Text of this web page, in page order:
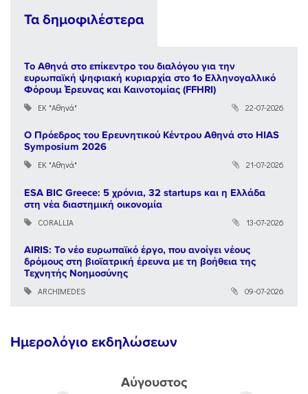
Τα δημοφιλέστερα
Το Αθηνά στο επίκεντρο του διαλόγου για την
ευρωπαϊκή ψηφιακή κυριαρχία στο 1ο Ελληνογαλλικό
Φόρουμ Έρευνας και Καινοτομίας (FFHRI)
ΕΚ "Αθηνά" 22-07-2026
Ο Πρόεδρος του Ερευνητικού Κέντρου Αθηνά στο HIAS
Symposium 2026
ΕΚ "Αθηνά" 21-07-2026
ESA BIC Greece: 5 χρόνια, 32 startups και η Ελλάδα
στη νέα διαστημική οικονομία
CORALLIA 13-07-2026
AIRIS: Το νέο ευρωπαϊκό έργο, που ανοίγει νέους
δρόμους στη βιοϊατρική έρευνα με τη βοήθεια της
Τεχνητής Νοημοσύνης
ARCHIMEDES 09-07-2026
Ημερολόγιο εκδηλώσεων
Αύγουστος